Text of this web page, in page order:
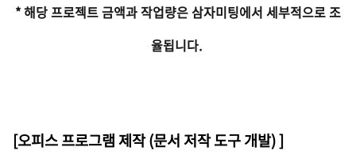
* 해당 프로젝트 금액과 작업량은 삼자미팅에서 세부적으로 조
율됩니다.
[오피스 프로그램 제작 (문서 저작 도구 개발)]